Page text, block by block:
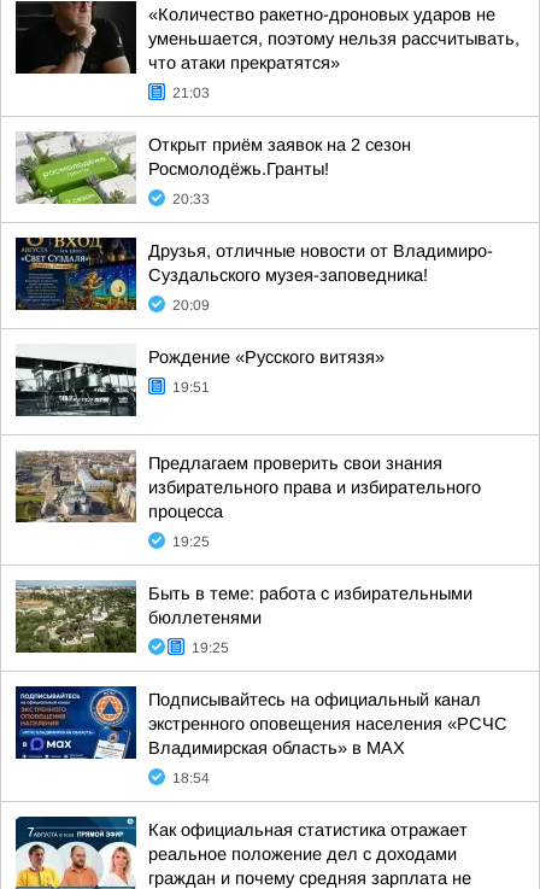
«Количество ракетно-дроновых ударов не
уменьшается, поэтому нельзя рассчитывать,
что атаки прекратятся»
21:03
Открыт приём заявок на 2 сезон
Росмолодёжь.Гранты!
20:33
Друзья, отличные новости от Владимиро-
Суздальского музея-заповедника!
20:09
Рождение «Русского витязя»
19:51
Предлагаем проверить свои знания
избирательного права и избирательного
процесса
19:25
Быть в теме: работа с избирательными
бюллетенями
19:25
Подписывайтесь на официальный канал
экстренного оповещения населения «РСЧС
Владимирская область» в МАХ
18:54
Как официальная статистика отражает
реальное положение дел с доходами
граждан и почему средняя зарплата не